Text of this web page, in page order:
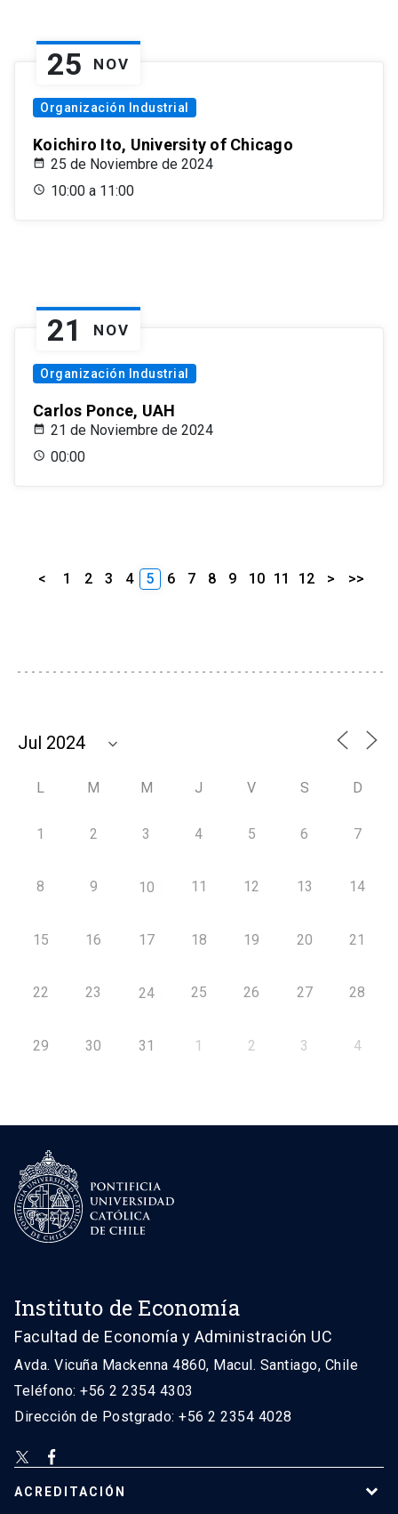
25 NOV
Organización Industrial
Koichiro Ito, University of Chicago
25 de Noviembre de 2024
10:00 a 11:00
21 NOV
Organización Industrial
Carlos Ponce, UAH
21 de Noviembre de 2024
00:00
< 1 2 3 4 5 6 7 8 9 10 11 12 > >>
L M M J V S D
1 2 3 4 5 6 7
8 9 10 11 12 13 14
15 16 17 18 19 20 21
22 23 24 25 26 27 28
29 30 31 1 2 3 4
Instituto de Economía
Facultad de Economía y Administración UC
Avda. Vicuña Mackenna 4860, Macul. Santiago, Chile
Teléfono: +56 2 2354 4303
Dirección de Postgrado: +56 2 2354 4028
ACREDITACIÓN